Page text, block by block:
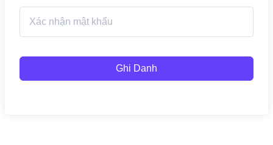
Ghi Danh